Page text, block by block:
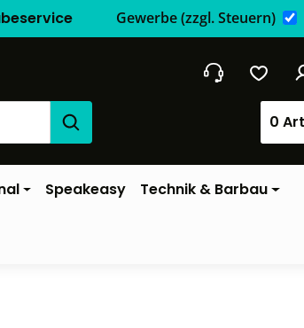
Gewerbe(zzgl. Steuern)
0
Speakeasy Technik & Barbau